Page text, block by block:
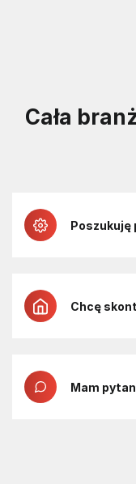
Cała
Poszukuję
Chcę
Mam